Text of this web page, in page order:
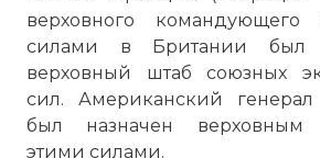
верховного командующего
силами в Британии был
верховный штаб союзных
сил. Американский
был назначен верховным
этими силами.